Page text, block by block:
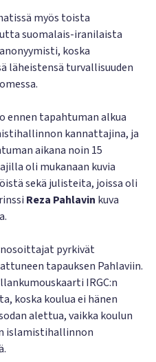
myös toista
suomalais-iranilaista
koska
läheistensä turvallisuuden
ennen tapahtuman alkua
kannattajina, ja
aikana noin 15
oli mukanaan kuvia
sekä julisteita, joissa oli
Reza Pahlavin kuva
pyrkivät
tapauksen Pahlaviin.
IRGC:n
koska koulua ei hänen
alettua, vaikka koulun
islamistihallinnon